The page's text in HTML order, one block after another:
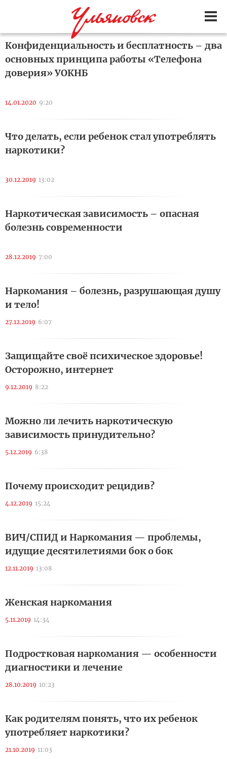
Конфиденциальность и бесплатность – два
основных принципа работы «Телефона
доверия» УОКНБ
14.01.2020 9:20
Что делать, если ребенок стал употреблять
наркотики?
30.12.2019 13:02
Наркотическая зависимость – опасная
болезнь современности
28.12.2019 7:00
Наркомания – болезнь, разрушающая душу
и тело!
27.12.2019 6:07
Защищайте своё психическое здоровье!
Осторожно, интернет
9.12.2019 8:22
Можно ли лечить наркотическую
зависимость принудительно?
5.12.2019 6:38
Почему происходит рецидив?
4.12.2019 15:24
ВИЧ/СПИД и Наркомания — проблемы,
идущие десятилетиями бок о бок
12.11.2019 13:08
Женская наркомания
5.11.2019 14:34
Подростковая наркомания — особенности
диагностики и лечение
28.10.2019 10:23
Как родителям понять, что их ребенок
употребляет наркотики?
21.10.2019 11:03